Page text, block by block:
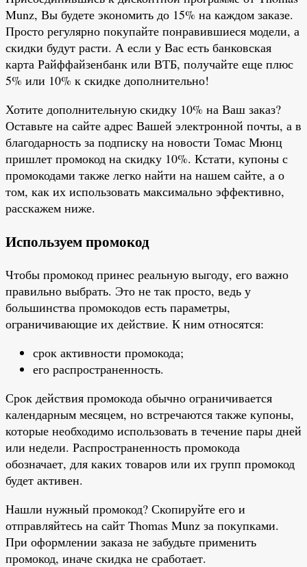
Munz, Вы будете экономить до 15% на каждом заказе.
Просто регулярно покупайте понравившиеся модели, а
скидки будут расти. А если у Вас есть банковская
карта Райффайзенбанк или ВТБ, получайте еще плюс
5% или 10% к скидке дополнительно!
Хотите дополнительную скидку 10% на Ваш заказ?
Оставьте на сайте адрес Вашей электронной почты, а в
благодарность за подписку на новости Томас Мюнц
пришлет промокод на скидку 10%. Кстати, купоны с
промокодами также легко найти на нашем сайте, а о
том, как их использовать максимально эффективно,
расскажем ниже.
Используем промокод
Чтобы промокод принес реальную выгоду, его важно
правильно выбрать. Это не так просто, ведь у
большинства промокодов есть параметры,
ограничивающие их действие. К ним относятся:
срок активности промокода;
его распространенность.
Срок действия промокода обычно ограничивается
календарным месяцем, но встречаются также купоны,
которые необходимо использовать в течение пары дней
или недели. Распространенность промокода
обозначает, для каких товаров или их групп промокод
будет активен.
Нашли нужный промокод? Скопируйте его и
отправляйтесь на сайт Thomas Munz за покупками.
При оформлении заказа не забудьте применить
промокод, иначе скидка не сработает.